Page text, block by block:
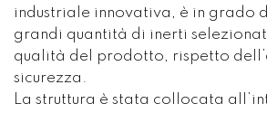
industriale innovativa, è in grado
grandi quantità di inerti
qualità del prodotto, rispetto
sicurezza.
La struttura è stata collocata